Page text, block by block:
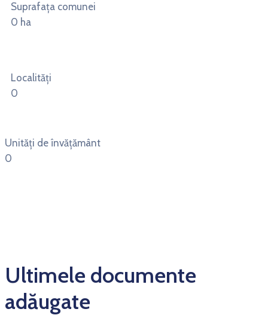
Suprafața comunei
0 ha
Localități
0
Unități de învățământ
0
Ultimele documente
adăugate